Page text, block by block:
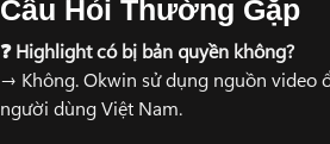
Câu Hỏi Thường Gặp
❓ Highlight có bị bản quyền không?
→ Không. Okwin sử dụng nguồn video
người dùng Việt Nam.